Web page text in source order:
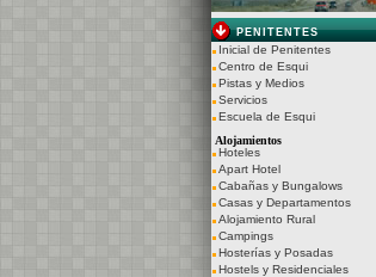
PENITENTES
Inicial de Penitentes
Centro de Esqui
Pistas y Medios
Servicios
Escuela de Esqui
Alojamientos
Hoteles
Apart Hotel
Cabañas y Bungalows
Casas y Departamentos
Alojamiento Rural
Campings
Hosterías y Posadas
Hostels y Residenciales